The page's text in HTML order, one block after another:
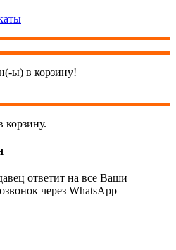
ы) в корзину!
корзину.
ответит на все Ваши
через WhatsApp